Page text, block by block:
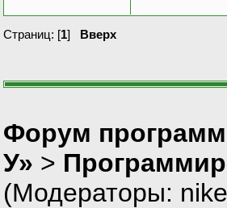
Страниц: [1] Вверх
Форум
У» >
(Модераторы: